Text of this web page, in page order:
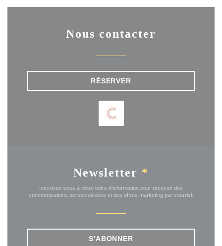
Nous contacter
RÉSERVER
Newsletter *
Inscrivez-vous à notre lettre d'information pour recevoir des
communications personnalisées et des offres marketing par courriel.
S'ABONNER